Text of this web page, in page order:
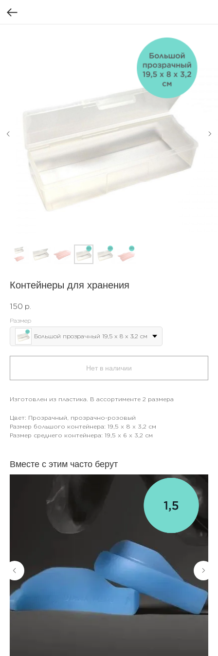
Контейнеры для хранения
150 р.
Размер
Большой прозрачный 19,5 х 8 х 3,2 см
Нет в наличии
Изготовлен из пластика. В ассортименте 2 размера
Цвет: Прозрачный, прозрачно-розовый
Размер большого контейнера: 19,5 х 8 х 3,2 см
Размер среднего контейнера: 19,5 х 6 х 3,2 см
Вместе с этим часто берут